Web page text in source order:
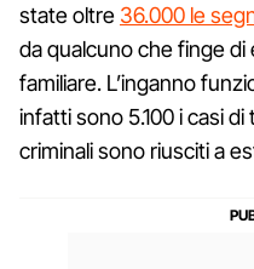
state oltre 36.000 le
da qualcuno che finge
familiare. L’inganno
infatti sono 5.100 i casi
criminali sono riusciti a